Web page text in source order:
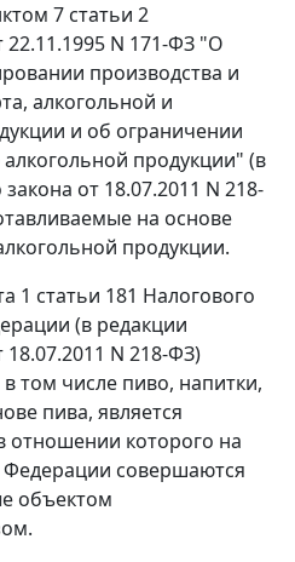
7 статьи 2
N 171-ФЗ "О
производства и
алкогольной и
и об ограничении
продукции" (в
от 18.07.2011 N 218-
на основе
продукции.
1 статьи 181 Налогового
(в редакции
N 218-ФЗ)
том числе пиво, напитки,
пива, является
отношении которого на
совершаются
объектом